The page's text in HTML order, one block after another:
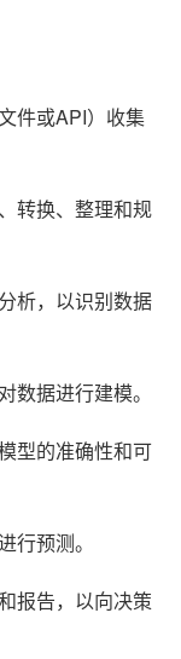
件或API）收集
转换、整理和规
析，以识别数据
数据进行建模。
型的准确性和可
行预测。
报告，以向决策